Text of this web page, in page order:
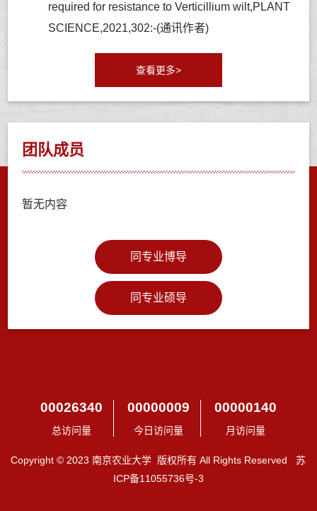
required for resistance to Verticillium wilt,PLANT
SCIENCE,2021,302:-(通讯作者)
查看更多>
团队成员
暂无内容
同专业博导
同专业硕导
00026340
总访问量
00000009
今日访问量
00000140
月访问量
Copyright © 2023 南京农业大学 版权所有 All Rights Reserved 苏
ICP备11055736号-3